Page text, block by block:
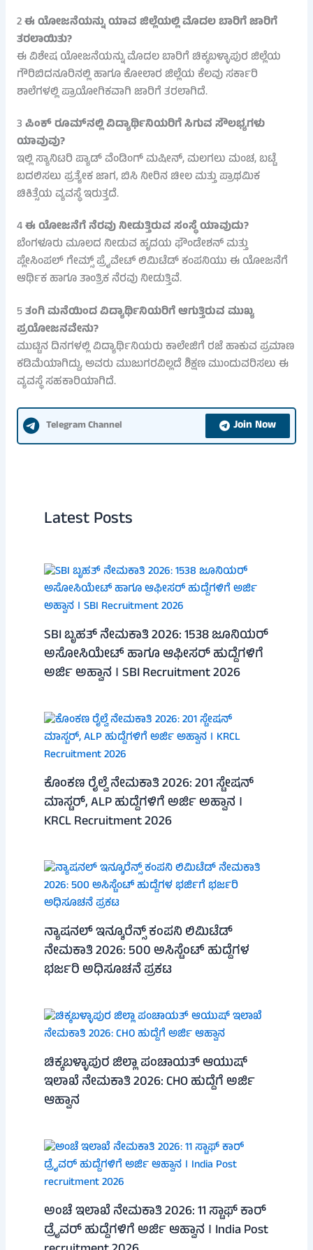
2ಈ ಯೋಜನೆಯನ್ನು ಯಾವ ಜಿಲ್ಲೆಯಲ್ಲಿ ಮೊದಲ ಬಾರಿಗೆ ಜಾರಿಗೆ
ತರಲಾಯಿತು?
ಈ ವಿಶೇಷ ಯೋಜನೆಯನ್ನು ಮೊದಲ ಬಾರಿಗೆ ಚಿಕ್ಕಬಳ್ಳಾಪುರ ಜಿಲ್ಲೆಯ
ಗೌರಿಬಿದನೂರಿನಲ್ಲಿ ಹಾಗೂ ಕೋಲಾರ ಜಿಲ್ಲೆಯ ಕೆಲವು ಸರ್ಕಾರಿ
ಶಾಲೆಗಳಲ್ಲಿ ಪ್ರಾಯೋಗಿಕವಾಗಿ ಜಾರಿಗೆ ತರಲಾಗಿದೆ.
3ಪಿಂಕ್ ರೂಮ್‌ನಲ್ಲಿ ವಿದ್ಯಾರ್ಥಿನಿಯರಿಗೆ ಸಿಗುವ ಸೌಲಭ್ಯಗಳು
ಯಾವುವು?
ಇಲ್ಲಿ ಸ್ಯಾನಿಟರಿ ಪ್ಯಾಡ್ ವೆಂಡಿಂಗ್ ಮಷೀನ್, ಮಲಗಲು ಮಂಚ, ಬಟ್ಟೆ
ಬದಲಿಸಲು ಪ್ರತ್ಯೇಕ ಜಾಗ, ಬಿಸಿ ನೀರಿನ ಚೀಲ ಮತ್ತು ಪ್ರಾಥಮಿಕ
ಚಿಕಿತ್ಸೆಯ ವ್ಯವಸ್ಥೆ ಇರುತ್ತದೆ.
4ಈ ಯೋಜನೆಗೆ ನೆರವು ನೀಡುತ್ತಿರುವ ಸಂಸ್ಥೆ ಯಾವುದು?
ಬೆಂಗಳೂರು ಮೂಲದ ನೀಡುವ ಹೃದಯ ಫೌಂಡೇಶನ್ ಮತ್ತು
ಪ್ಲೇಸಿಂಪಲ್ ಗೇಮ್ಸ್ ಪ್ರೈವೇಟ್ ಲಿಮಿಟೆಡ್ ಕಂಪನಿಯು ಈ ಯೋಜನೆಗೆ
ಆರ್ಥಿಕ ಹಾಗೂ ತಾಂತ್ರಿಕ ನೆರವು ನೀಡುತ್ತಿವೆ.
5ತಂಗಿ ಮನೆಯಿಂದ ವಿದ್ಯಾರ್ಥಿನಿಯರಿಗೆ ಆಗುತ್ತಿರುವ ಮುಖ್ಯ
ಪ್ರಯೋಜನವೇನು?
ಮುಟ್ಟಿನ ದಿನಗಳಲ್ಲಿ ವಿದ್ಯಾರ್ಥಿನಿಯರು ಕಾಲೇಜಿಗೆ ರಜೆ ಹಾಕುವ ಪ್ರಮಾಣ
ಕಡಿಮೆಯಾಗಿದ್ದು, ಅವರು ಮುಜುಗರವಿಲ್ಲದೆ ಶಿಕ್ಷಣ ಮುಂದುವರಿಸಲು ಈ
ವ್ಯವಸ್ಥೆ ಸಹಕಾರಿಯಾಗಿದೆ.
Telegram Channel Join Now
Latest Posts
SBI ಬೃಹತ್ ನೇಮಕಾತಿ 2026: 1538 ಜೂನಿಯರ್
ಅಸೋಸಿಯೇಟ್ ಹಾಗೂ ಆಫೀಸರ್ ಹುದ್ದೆಗಳಿಗೆ
ಅರ್ಜಿ ಅಹ್ವಾನ । SBI Recruitment 2026
ಕೊಂಕಣ ರೈಲ್ವೆ ನೇಮಕಾತಿ 2026: 201 ಸ್ಟೇಷನ್
ಮಾಸ್ಟರ್, ALP ಹುದ್ದೆಗಳಿಗೆ ಅರ್ಜಿ ಅಹ್ವಾನ ।
KRCL Recruitment 2026
ನ್ಯಾಷನಲ್ ಇನ್ಶೂರೆನ್ಸ್ ಕಂಪನಿ ಲಿಮಿಟೆಡ್
ನೇಮಕಾತಿ 2026: 500 ಅಸಿಸ್ಟೆಂಟ್ ಹುದ್ದೆಗಳ
ಭರ್ಜರಿ ಅಧಿಸೂಚನೆ ಪ್ರಕಟ
ಚಿಕ್ಕಬಳ್ಳಾಪುರ ಜಿಲ್ಲಾ ಪಂಚಾಯತ್ ಆಯುಷ್
ಇಲಾಖೆ ನೇಮಕಾತಿ 2026: CHO ಹುದ್ದೆಗೆ ಅರ್ಜಿ
ಆಹ್ವಾನ
ಅಂಚೆ ಇಲಾಖೆ ನೇಮಕಾತಿ 2026: 11 ಸ್ಟಾಫ್ ಕಾರ್
ಡ್ರೈವರ್ ಹುದ್ದೆಗಳಿಗೆ ಅರ್ಜಿ ಆಹ್ವಾನ । India Post